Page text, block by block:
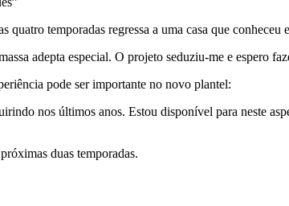
temporadas regressa a uma casa que conheceu
adepta especial. O projeto seduziu-me e espero
pode ser importante no novo plantel:
nos últimos anos. Estou disponível para neste
duas temporadas.